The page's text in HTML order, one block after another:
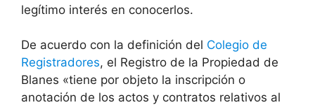
legítimo interés en conocerlos.
De acuerdo con la definición del Colegio de
Registradores, el Registro de la Propiedad de
Blanes «tiene por objeto la inscripción o
anotación de los actos y contratos relativos al